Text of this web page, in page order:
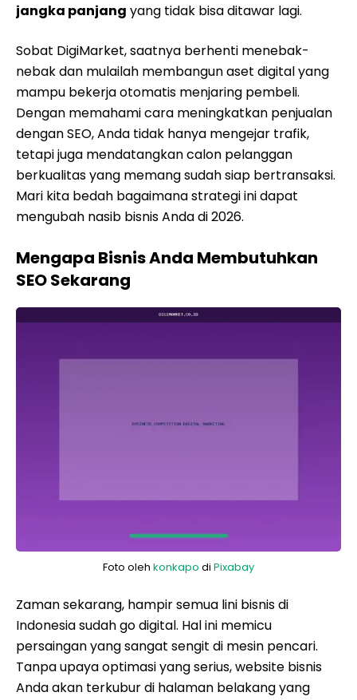
jangka panjang yang tidak bisa ditawar lagi.
Sobat DigiMarket, saatnya berhenti menebak-
nebak dan mulailah membangun aset digital yang
mampu bekerja otomatis menjaring pembeli.
Dengan memahami cara meningkatkan penjualan
dengan SEO, Anda tidak hanya mengejar trafik,
tetapi juga mendatangkan calon pelanggan
berkualitas yang memang sudah siap bertransaksi.
Mari kita bedah bagaimana strategi ini dapat
mengubah nasib bisnis Anda di 2026.
Mengapa Bisnis Anda Membutuhkan
SEO Sekarang
Foto oleh konkapo di Pixabay
Zaman sekarang, hampir semua lini bisnis di
Indonesia sudah go digital. Hal ini memicu
persaingan yang sangat sengit di mesin pencari.
Tanpa upaya optimasi yang serius, website bisnis
Anda akan terkubur di halaman belakang yang